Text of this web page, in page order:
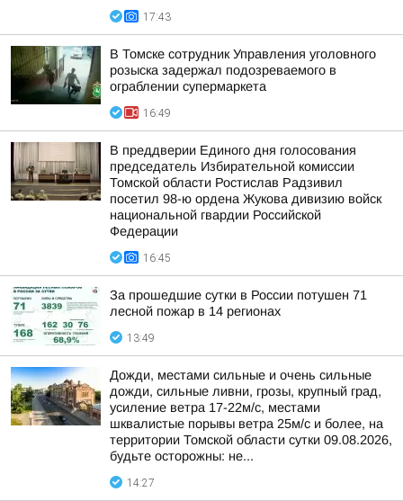
17:43
В Томске сотрудник Управления уголовного
розыска задержал подозреваемого в
ограблении супермаркета
16:49
В преддверии Единого дня голосования
председатель Избирательной комиссии
Томской области Ростислав Радзивил
посетил 98-ю ордена Жукова дивизию войск
национальной гвардии Российской
Федерации
16:45
За прошедшие сутки в России потушен 71
лесной пожар в 14 регионах
13:49
Дожди, местами сильные и очень сильные
дожди, сильные ливни, грозы, крупный град,
усиление ветра 17-22м/с, местами
шквалистые порывы ветра 25м/с и более, на
территории Томской области сутки 09.08.2026,
будьте осторожны: не...
14:27